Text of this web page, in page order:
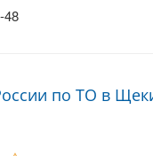
48
по ТО в